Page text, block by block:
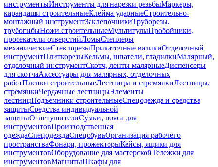
инструментыИнструменты для нарезки резьбыМаркеры,
карандаши строительныеКлейма ударныеСтроительно-
монтажный инструментЗаклепочникиТруборезы,
трубогибыНожи строительныеМультитулыПробойники,
просекатели отверстийЛомыСтеплеры
механическиеСтеклорезыПрикаточные валикиОтделочный
инструментПлиткорезыКельмы, шпатели, гладилкиМалярный,
отделочный инструментСкотч, ленты малярныеДиспенсеры
для скотчаАксессуары для малярных, отделочных
работПленки строительныеЛестницы и стремянкиЛестницы,
стремянкиЧердачные лестницыЭлементы
лестницПодъемники строительныеСпецодежда и средства
защитыСредства индивидуальной
защитыОгнетушителиСумки, пояса для
инструментовПроизводственная
одеждаСпецодеждаСпецобувьОрганизация рабочего
пространстваФонари, прожекторыКейсы, ящики для
инструментовОборудование для мастерскойТележки для
инструментовМагнитыШкафы для